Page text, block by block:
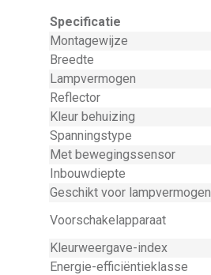
Specificatie
Montagewijze
Breedte
Lampvermogen
Reflector
Kleur behuizing
Spanningstype
Met bewegingssensor
Inbouwdiepte
Geschikt voor lampvermogen
Voorschakelapparaat
Kleurweergave-index
Energie-efficiëntieklasse